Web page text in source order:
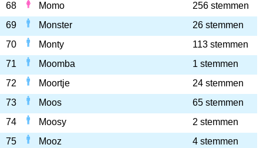
68
Momo
256 stemmen
69
Monster
26 stemmen
70
Monty
113 stemmen
71
Moomba
1 stemmen
72
Moortje
24 stemmen
73
Moos
65 stemmen
74
Moosy
2 stemmen
75
Mooz
4 stemmen